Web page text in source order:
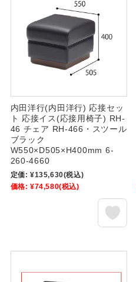
内田洋行(内田洋行) 応接セッ
ト 応接イス(応接用椅子) RH-
46 チェア RH-466・スツール
ブラック
W550×D505×H400mm 6-
260-4660
定価: ¥135,630(税込)
価格: ¥74,580(税込)